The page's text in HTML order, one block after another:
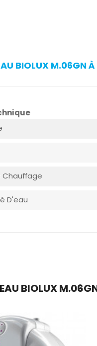
BIOLUX M.06GN
Chauffage
D'eau
BIOLUX